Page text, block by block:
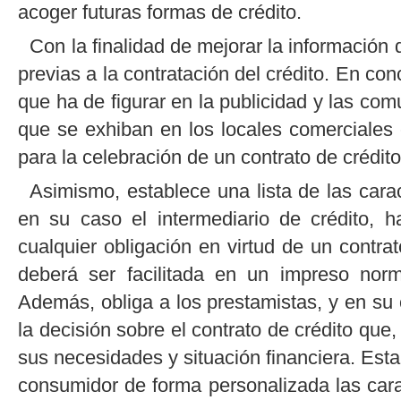
acoger futuras formas de crédito.
Con la finalidad de mejorar la
previas a la contratación del crédito. En
que ha de figurar en la publicidad y las
que se exhiban en los locales
para la celebración de un contrato de
Asimismo, establece una lista de las
en su caso el intermediario de crédito,
cualquier obligación en virtud de un
deberá ser facilitada en un impreso
Además, obliga a los prestamistas, y en
la decisión sobre el contrato de crédito
sus necesidades y situación financiera.
consumidor de forma personalizada las